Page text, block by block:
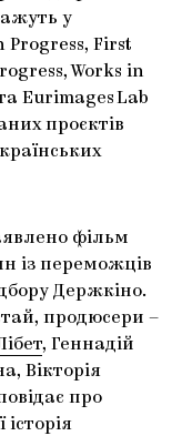
СВЯТА
у
Progress, First
Works in
Eurimages Lab
проєктів
фільм
із переможців
Держкіно.
продюсери –
, Геннадій
Вікторія
про